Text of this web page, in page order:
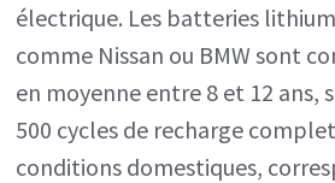
électrique. Les batteries
comme Nissan ou BMW sont
en moyenne entre 8 et 12 ans,
500 cycles de recharge
conditions domestiques,